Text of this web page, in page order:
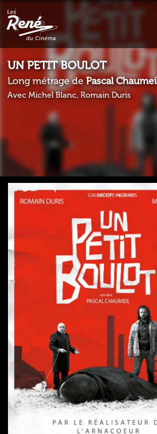
UN PETIT BOULOT
Long métrage dePascal
Avec Michel Blanc, Romain Duris